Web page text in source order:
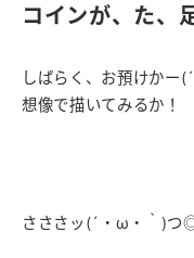
コインが、た
しばらく、お預けかー
想像で描いてみるか！
さささッ(´・ω・｀)つ